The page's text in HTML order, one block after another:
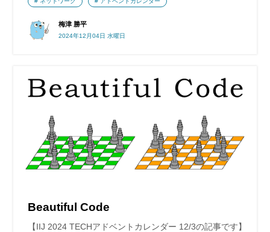
梅津 勝平
2024年12月04日 水曜日
Beautiful Code
【IIJ 2024 TECHアドベントカレンダー 12/3の記事です】